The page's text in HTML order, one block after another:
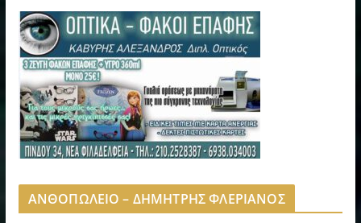
ΑΝΘΟΠΩΛΕΙΟ – ΔΗΜΗΤΡΗΣ ΦΛΕΡΙΑΝΟΣ